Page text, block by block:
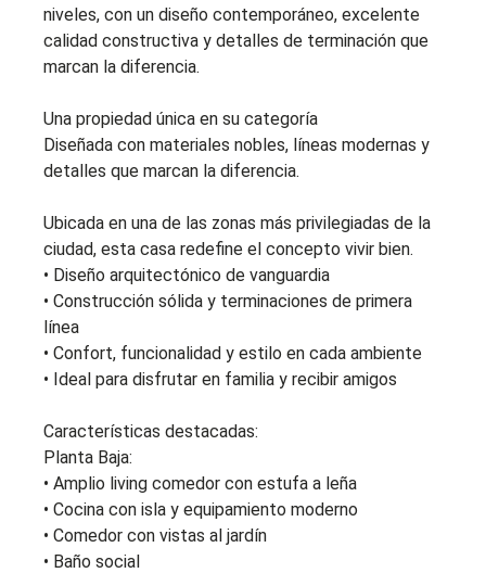
niveles, con un diseño contemporáneo, excelente
calidad constructiva y detalles de terminación que
marcan la diferencia.
Una propiedad única en su categoría
Diseñada con materiales nobles, líneas modernas y
detalles que marcan la diferencia.
Ubicada en una de las zonas más privilegiadas de la
ciudad, esta casa redefine el concepto vivir bien.
• Diseño arquitectónico de vanguardia
• Construcción sólida y terminaciones de primera
línea
• Confort, funcionalidad y estilo en cada ambiente
• Ideal para disfrutar en familia y recibir amigos
Características destacadas:
Planta Baja:
• Amplio living comedor con estufa a leña
• Cocina con isla y equipamiento moderno
• Comedor con vistas al jardín
• Baño social